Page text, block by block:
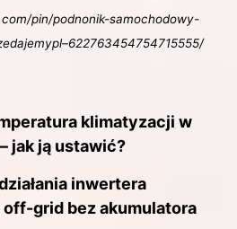
pin/podnonik-samochodowy-
klimatyzacji w
jak ją ustawić?
inwertera
grid bez akumulatora